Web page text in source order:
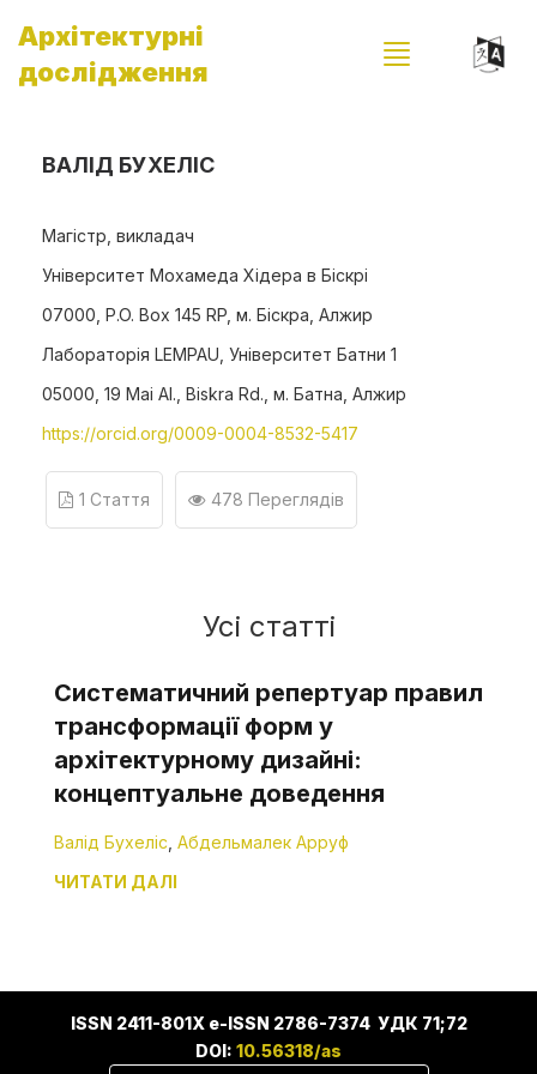
Архітектурні
дослідження
ВАЛІД БУХЕЛІС
Магістр, викладач
Університет Мохамеда Хідера в Біскрі
07000, P.O. Box 145 RP, м. Біскра, Алжир
Лабораторія LEMPAU, Університет Батни 1
05000, 19 Mai Al., Biskra Rd., м. Батна, Алжир
https://orcid.org/0009-0004-8532-5417
1 Стаття 478 Переглядів
Усі статті
Систематичний репертуар правил
трансформації форм у
архітектурному дизайні:
концептуальне доведення
Валід Бухеліс Абдельмалек Арруф
ЧИТАТИ ДАЛІ
ISSN 2411-801X e-ISSN 2786-7374 УДК 71;72
DOI: 10.56318/as